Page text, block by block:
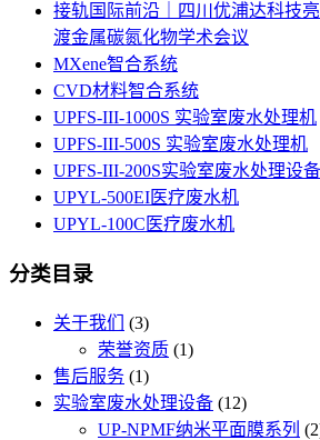
接轨国际前沿｜四川优浦达科技
渡金属碳氮化物学术会议
MXene智合系统
CVD材料智合系统
UPFS-III-1000S 实验室废水处理机
UPFS-III-500S 实验室废水处理机
UPFS-III-200S实验室废水处理设备
UPYL-500EI医疗废水机
UPYL-100C医疗废水机
分类目录
关于我们
(3)
荣誉资质 (1)
售后服务 (1)
实验室废水处理设备 (12)
UP-NPMF纳米平面膜系列